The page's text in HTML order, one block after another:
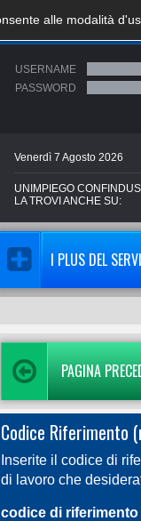
USERNAME
PASSWORD
Venerdì 7 Agosto 2026
UNIMPIEGO
LA TROVI ANCHE SU:
I PLUS DEL
PAGINA
Codice Riferimento
Inserite il codice di
di lavoro che
codice di riferimento
alle modalità